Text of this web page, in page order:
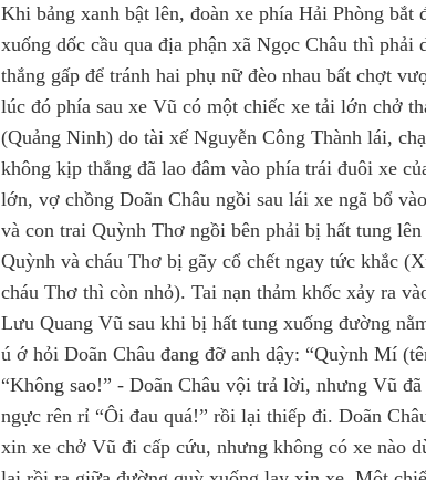
Khi bảng xanh bật lên, đoàn xe phía Hải Phòng bắt
xuống dốc cầu qua địa phận xã Ngọc Châu thì
thắng gấp để tránh hai phụ nữ đèo nhau bất chợt
lúc đó phía sau xe Vũ có một chiếc xe tải lớn chở
(Quảng Ninh) do tài xế Nguyễn Công Thành lái,
không kịp thắng đã lao đâm vào phía trái đuôi xe
lớn, vợ chồng Doãn Châu ngồi sau lái xe ngã bổ
và con trai Quỳnh Thơ ngồi bên phải bị hất tung
Quỳnh và cháu Thơ bị gãy cổ chết ngay tức khắc
cháu Thơ thì còn nhỏ). Tai nạn thảm khốc xảy ra
Lưu Quang Vũ sau khi bị hất tung xuống đường
ú ớ hỏi Doãn Châu đang đỡ anh dậy: “Quỳnh Mí
“Không sao!” - Doãn Châu vội trả lời, nhưng Vũ
ngực rên rỉ “Ôi đau quá!” rồi lại thiếp đi. Doãn
xin xe chở Vũ đi cấp cứu, nhưng không có xe nào